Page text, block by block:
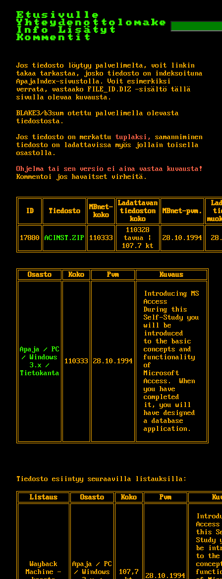
Etusivulle
Yhteydenottolomake
Info
Lisätyt
Kommentit
Jos tiedosto löytyy palvelimelta, voit linkin
takaa tarkastaa, josko tiedosto on indeksoituna
ApajaIndex-sivustolla. Voit esimerkiksi
verrata, vastaako FILE_ID.DIZ -sisältö tällä
sivulla olevaa kuvausta.
BLAKE3/b3sum otettu palvelimella olevasta
tiedostosta.
Jos tiedosto on merkattu tuplaksi,
samanniminen
tiedosto on ladattavissa myös jollain toisella
osastolla.
Ohjelma tai sen versio ei aina vastaa kuvausta!
Kommentoi jos havaitset virheitä.
ID Tiedosto
MBnet-
koko
Ladattavan
tiedoston
koko
MBnet-pvm.
17880 ACINST.ZIP 110333
110328
tavua |
107.7 kt
28.10.1994
Osasto Koko Pvm Kuvaus
Apaja / PC
/ Windows
3.x /
Tietokanta
110333 28.10.1994
Introducing MS
Access
During this
Self-Study you
will be
introduced
to the basic
concepts and
functionality
of
Microsoft
Access.  When
you have
completed
it, you will
have designed
a database
application.
Tiedosto esiintyy seuraavilla listauksilla:
Listaus Osasto Koko Pvm
Wayback
Machine -
Apaja / PC
/ Windows
107,7
28.10.1994
this
Study
be
to the